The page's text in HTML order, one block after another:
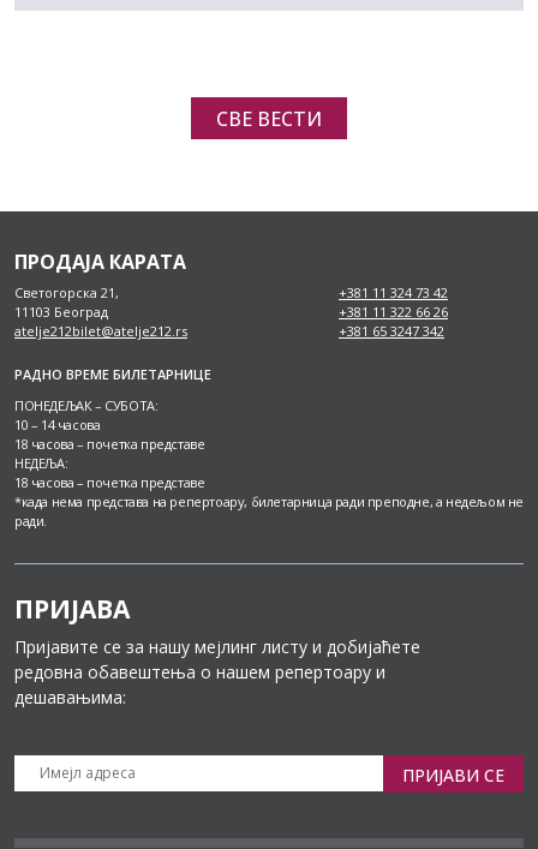
СВЕ ВЕСТИ
ПРОДАЈА КАРАТА
Светогорска 21,
11103 Београд
atelje212bilet@atelje212.rs
+381 11 324 73 42
+381 11 322 66 26
+381 65 3247 342
РАДНО ВРЕМЕ БИЛЕТАРНИЦЕ
ПОНЕДЕЉАК – СУБОТА:
10 – 14 часова
18 часова – почетка представе
НЕДЕЉА:
18 часова – почетка представе
*када нема представа на репертоару, билетарница ради преподне, а недељом не
ради.
ПРИЈАВА
Пријавите се за нашу мејлинг листу и добијаћете
редовна обавештења о нашем репертоару и
дешавањима:
ПРИЈАВИ СЕ